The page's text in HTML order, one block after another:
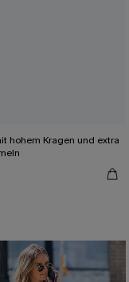
hohem Kragen und extra